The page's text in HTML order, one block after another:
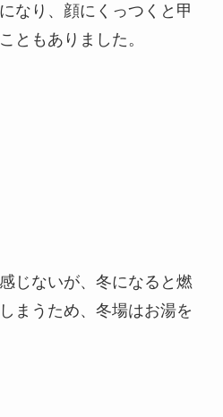
なり、顔にくっつくと甲
ともありました。
じないが、冬になると燃
まうため、冬場はお湯を